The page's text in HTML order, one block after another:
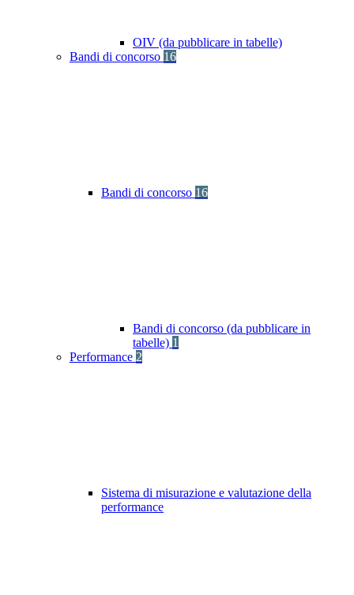
OIV (da pubblicare in tabelle)
Bandi di concorso 16
Bandi di concorso 16
Bandi di concorso (da pubblicare in
tabelle) 1
Performance 2
Sistema di misurazione e valutazione della
performance